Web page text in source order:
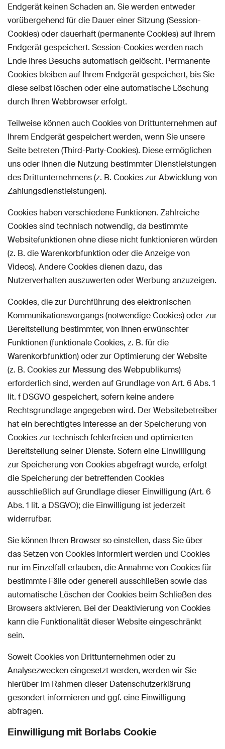
Endgerät keinen Schaden an. Sie werden entweder
vorübergehend für die Dauer einer Sitzung (Session-
Cookies) oder dauerhaft (permanente Cookies) auf Ihrem
Endgerät gespeichert. Session-Cookies werden nach
Ende Ihres Besuchs automatisch gelöscht. Permanente
Cookies bleiben auf Ihrem Endgerät gespeichert, bis Sie
diese selbst löschen oder eine automatische Löschung
durch Ihren Webbrowser erfolgt.
Teilweise können auch Cookies von Drittunternehmen auf
Ihrem Endgerät gespeichert werden, wenn Sie unsere
Seite betreten (Third-Party-Cookies). Diese ermöglichen
uns oder Ihnen die Nutzung bestimmter Dienstleistungen
des Drittunternehmens (z. B. Cookies zur Abwicklung von
Zahlungsdienstleistungen).
Cookies haben verschiedene Funktionen. Zahlreiche
Cookies sind technisch notwendig, da bestimmte
Websitefunktionen ohne diese nicht funktionieren würden
(z. B. die Warenkorbfunktion oder die Anzeige von
Videos). Andere Cookies dienen dazu, das
Nutzerverhalten auszuwerten oder Werbung anzuzeigen.
Cookies, die zur Durchführung des elektronischen
Kommunikationsvorgangs (notwendige Cookies) oder zur
Bereitstellung bestimmter, von Ihnen erwünschter
Funktionen (funktionale Cookies, z. B. für die
Warenkorbfunktion) oder zur Optimierung der Website
(z. B. Cookies zur Messung des Webpublikums)
erforderlich sind, werden auf Grundlage von Art. 6 Abs. 1
lit. f DSGVO gespeichert, sofern keine andere
Rechtsgrundlage angegeben wird. Der Websitebetreiber
hat ein berechtigtes Interesse an der Speicherung von
Cookies zur technisch fehlerfreien und optimierten
Bereitstellung seiner Dienste. Sofern eine Einwilligung
zur Speicherung von Cookies abgefragt wurde, erfolgt
die Speicherung der betreffenden Cookies
ausschließlich auf Grundlage dieser Einwilligung (Art. 6
Abs. 1 lit. a DSGVO); die Einwilligung ist jederzeit
widerrufbar.
Sie können Ihren Browser so einstellen, dass Sie über
das Setzen von Cookies informiert werden und Cookies
nur im Einzelfall erlauben, die Annahme von Cookies für
bestimmte Fälle oder generell ausschließen sowie das
automatische Löschen der Cookies beim Schließen des
Browsers aktivieren. Bei der Deaktivierung von Cookies
kann die Funktionalität dieser Website eingeschränkt
sein.
Soweit Cookies von Drittunternehmen oder zu
Analysezwecken eingesetzt werden, werden wir Sie
hierüber im Rahmen dieser Datenschutzerklärung
gesondert informieren und ggf. eine Einwilligung
abfragen.
Einwilligung mit Borlabs Cookie